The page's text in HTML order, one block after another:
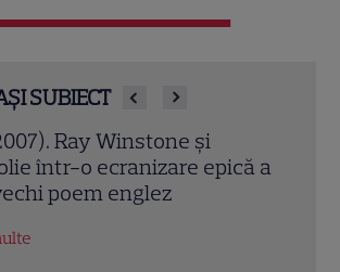
SUBIECT
din umbră (2014).
Kevin Costner, într-o cursă
pentru salvarea